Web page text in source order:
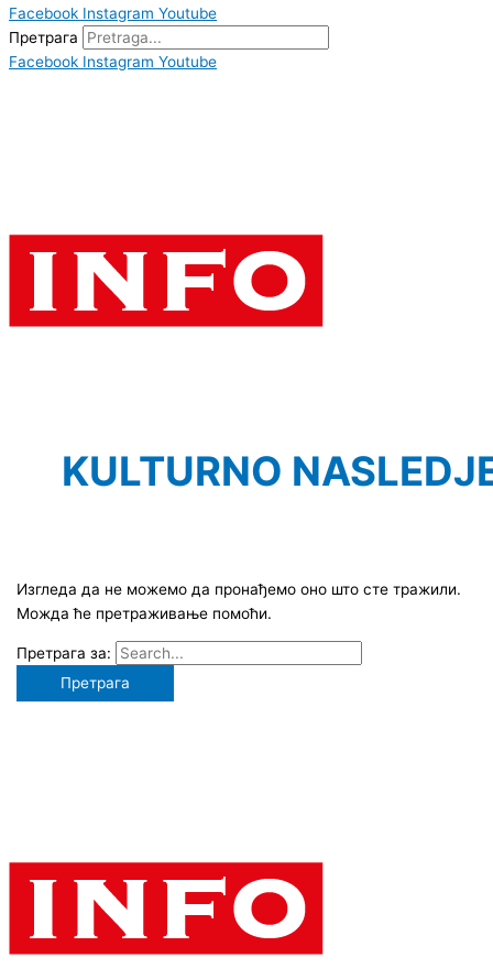
Facebook Instagram Youtube
Претрага
Facebook Instagram Youtube
KULTURNO
Изгледа да не можемо да пронађемо оно што сте тражили.
Можда ће претраживање помоћи.
Претрага за: